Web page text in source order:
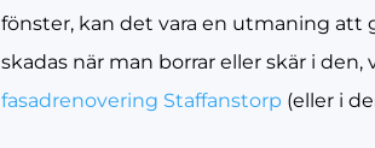
fönster, kan det vara en utmaning att
skadas när man borrar eller skär i
fasadrenovering Staffanstorp (eller i